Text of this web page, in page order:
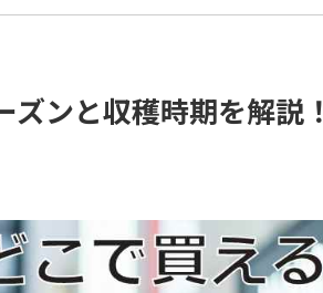
ンと収穫時期を解説！